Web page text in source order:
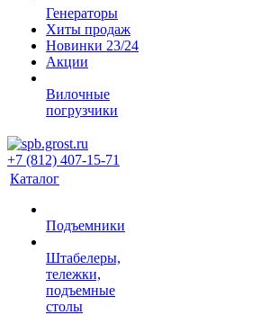
Генераторы
Хиты продаж
Новинки 23/24
Акции
Вилочные
погрузчики
+7 (812) 407-15-71
Каталог
Подъемники
Штабелеры,
тележки,
подъемные
столы